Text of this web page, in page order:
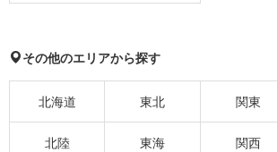
その他のエリアから探す
北海道 東北 関東
北陸 東海 関西